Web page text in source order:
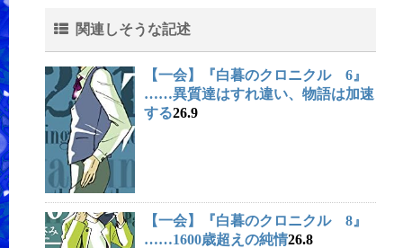
関連しそうな記述
【一会】『白暮のクロニクル 6』
……異質達はすれ違い、物語は加速
する26.9
【一会】『白暮のクロニクル 8』
……1600歳超えの純情26.8